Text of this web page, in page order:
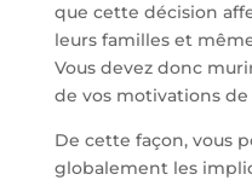
que cette décision
leurs familles et
Vous devez donc
de vos motivations
De cette façon, vous
globalement les